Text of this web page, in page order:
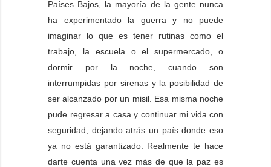
Países Bajos, la mayoría de la gente nunca
ha experimentado la guerra y no puede
imaginar lo que es tener rutinas como el
trabajo, la escuela o el supermercado, o
dormir por la noche, cuando son
interrumpidas por sirenas y la posibilidad de
ser alcanzado por un misil. Esa misma noche
pude regresar a casa y continuar mi vida con
seguridad, dejando atrás un país donde eso
ya no está garantizado. Realmente te hace
darte cuenta una vez más de que la paz es